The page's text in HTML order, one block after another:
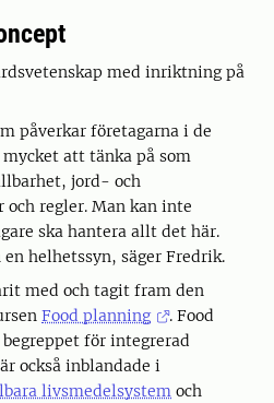
med inriktning på
påverkar företagarna i de
att tänka på som
jord- och
regler. Man kan inte
ska hantera allt det här.
helhetssyn, säger Fredrik.
med och tagit fram den
Food planning
. Food
för integrerad
också inblandade i
livsmedelsystem och